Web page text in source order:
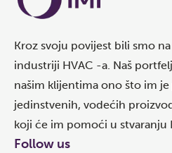
Kroz svoju povijest bili smo
industriji HVAC -a. Naš
našim klijentima ono što im
jedinstvenih, vodećih
koji će im pomoći u stvaranju
Follow us